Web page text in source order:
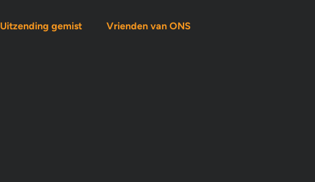
Uitzending gemist Vrienden van ONS